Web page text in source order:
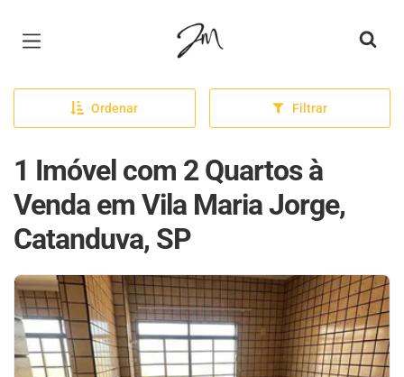
Página inicial
Ordenar Filtrar
1 Imóvel com 2 Quartos à
Venda em Vila Maria Jorge,
Catanduva, SP